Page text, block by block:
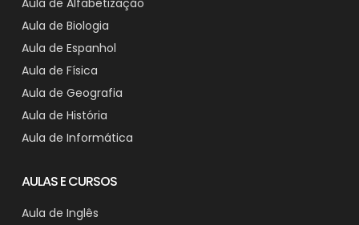
Aula de Biologia
Aula de Espanhol
Aula de Física
Aula de Geografia
Aula de História
Aula de Informática
AULAS E CURSOS
Aula de Inglês